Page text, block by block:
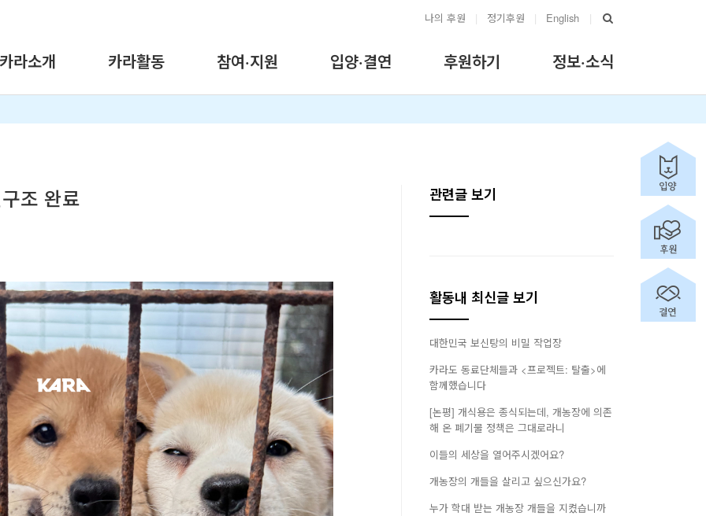
나의 후원 | 정기후원 | English |
카라소개 카라활동 참여·지원 입양·결연 후원하기 정보·소식
조 완료 관련글 보기
활동내 최신글 보기
대한민국 보신탕의 비밀 작업장
카라도 동료단체들과 <프로젝트: 탈출>에
함께했습니다
[논평] 개식용은 종식되는데, 개농장에 의존
해 온 폐기물 정책은 그대로라니
이들의 세상을 열어주시겠어요?
개농장의 개들을 살리고 싶으신가요?
누가 학대 받는 개농장 개들을 지켰습니까